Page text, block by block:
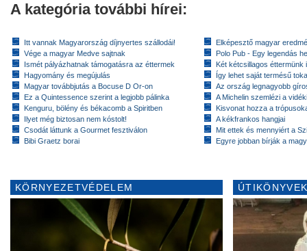
A kategória további hírei:
Itt vannak Magyarország díjnyertes szállodái!
Vége a magyar Medve sajtnak
Ismét pályázhatnak támogatásra az éttermek
Hagyomány és megújulás
Magyar továbbjutás a Bocuse D Or-on
Ez a Quintessence szerint a legjobb pálinka
Kenguru, bölény és békacomb a Spiritben
Ilyet még biztosan nem kóstolt!
Csodát láttunk a Gourmet fesztiválon
Bibi Graetz borai
Elképesztő magyar
Polo Pub - Egy legendás
Két kétcsillagos éttermünk
Így lehet saját termésű
Az ország legnagyobb
A Michelin szemlézi a
Kisvonat hozza a
A kékfrankos hangjai
Mit ettek és mennyiért a
Egyre jobban bírják a
KÖRNYEZETVÉDELEM